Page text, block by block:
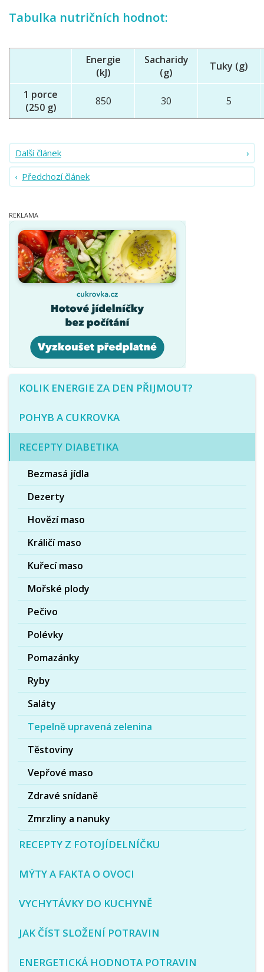
Tabulka nutričních hodnot:
Energie
(kJ)
Sacharidy
(g)
Tuky (g)
1 porce
(250 g)
850 30 5
Další článek
Předchozí článek
KOLIK ENERGIE ZA DEN PŘIJMOUT?
POHYB A CUKROVKA
RECEPTY DIABETIKA
Bezmasá jídla
Dezerty
Hovězí maso
Králičí maso
Kuřecí maso
Mořské plody
Pečivo
Polévky
Pomazánky
Ryby
Saláty
Tepelně upravená zelenina
Těstoviny
Vepřové maso
Zdravé snídaně
Zmrzliny a nanuky
RECEPTY Z FOTOJÍDELNÍČKU
MÝTY A FAKTA O OVOCI
VYCHYTÁVKY DO KUCHYNĚ
JAK ČÍST SLOŽENÍ POTRAVIN
ENERGETICKÁ HODNOTA POTRAVIN